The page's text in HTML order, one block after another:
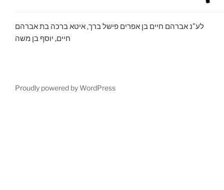
לע”נ אברהם חיים בן אפרים פישל ברך, איטא ברכה בת אברהם
חיים, יוסף בן משה
Proudly powered by WordPress